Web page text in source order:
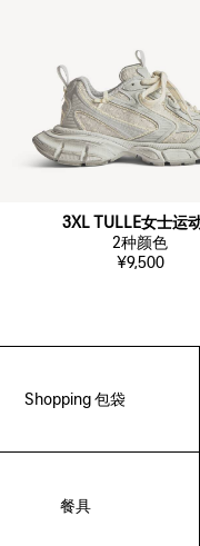
3XL TULLE女士运
2种颜色
¥9,500
Shopping 包袋
餐具